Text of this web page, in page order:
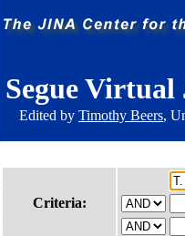
Segue
Edited by Timothy Beers,
Criteria: